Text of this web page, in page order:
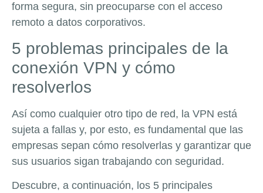
forma segura, sin preocuparse con el acceso
remoto a datos corporativos.
5 problemas principales de la
conexión VPN y cómo
resolverlos
Así como cualquier otro tipo de red, la VPN está
sujeta a fallas y, por esto, es fundamental que las
empresas sepan cómo resolverlas y garantizar que
sus usuarios sigan trabajando con seguridad.
Descubre, a continuación, los 5 principales